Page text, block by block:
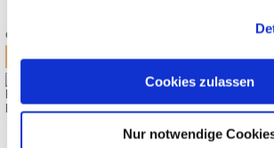
Cookies zulassen
Nur notwendige
€
MOON PREMIUM FUSSSÄCKE
KOLLEKTION 2026